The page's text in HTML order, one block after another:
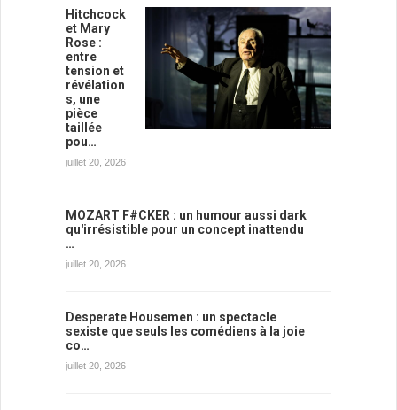
Hitchcock
et Mary
Rose :
entre
tension et
révélation
s, une
pièce
taillée
pou…
juillet 20, 2026
MOZART F#CKER : un humour aussi dark
qu'irrésistible pour un concept inattendu
…
juillet 20, 2026
Desperate Housemen : un spectacle
sexiste que seuls les comédiens à la joie
co…
juillet 20, 2026